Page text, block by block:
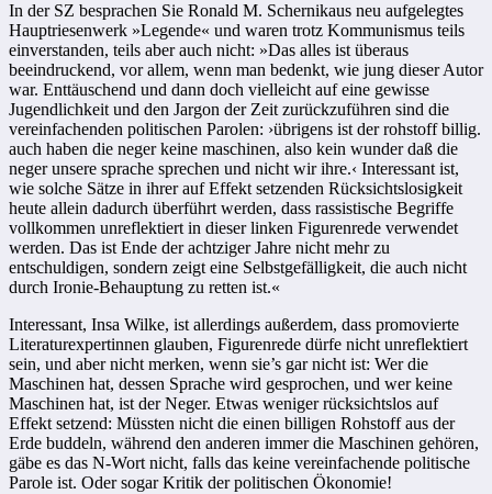
In der SZ besprachen Sie Ronald M. Schernikaus neu aufgelegtes
Hauptriesenwerk »Legende« und waren trotz Kommunismus teils
einverstanden, teils aber auch nicht: »Das alles ist überaus
beeindruckend, vor allem, wenn man bedenkt, wie jung dieser Autor
war. Enttäuschend und dann doch vielleicht auf eine gewisse
Jugendlichkeit und den Jargon der Zeit zurückzuführen sind die
vereinfachenden politischen Parolen: ›übrigens ist der rohstoff billig.
auch haben die neger keine maschinen, also kein wunder daß die
neger unsere sprache sprechen und nicht wir ihre.‹ Interessant ist,
wie solche Sätze in ihrer auf Effekt setzenden Rücksichtslosigkeit
heute allein dadurch überführt werden, dass rassistische Begriffe
vollkommen unreflektiert in dieser linken Figurenrede verwendet
werden. Das ist Ende der achtziger Jahre nicht mehr zu
entschuldigen, sondern zeigt eine Selbstgefälligkeit, die auch nicht
durch Ironie-Behauptung zu retten ist.«
Interessant, Insa Wilke, ist allerdings außerdem, dass promovierte
Literaturexpertinnen glauben, Figurenrede dürfe nicht unreflektiert
sein, und aber nicht merken, wenn sie’s gar nicht ist: Wer die
Maschinen hat, dessen Sprache wird gesprochen, und wer keine
Maschinen hat, ist der Neger. Etwas weniger rücksichtslos auf
Effekt setzend: Müssten nicht die einen billigen Rohstoff aus der
Erde buddeln, während den anderen immer die Maschinen gehören,
gäbe es das N-Wort nicht, falls das keine vereinfachende politische
Parole ist. Oder sogar Kritik der politischen Ökonomie!